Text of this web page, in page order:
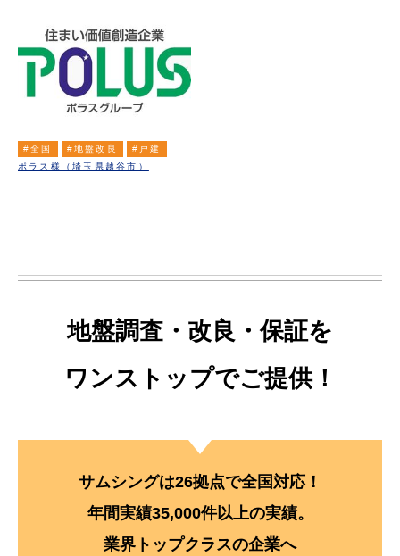
#全国 #地盤改良
#戸建
ポラス様（埼玉県越谷市）
地盤調査・改良・保証を
ワンストップでご提供！
サムシングは26拠点で全国対応！
年間実績35,000件以上の実績。
業界トップクラスの企業へ